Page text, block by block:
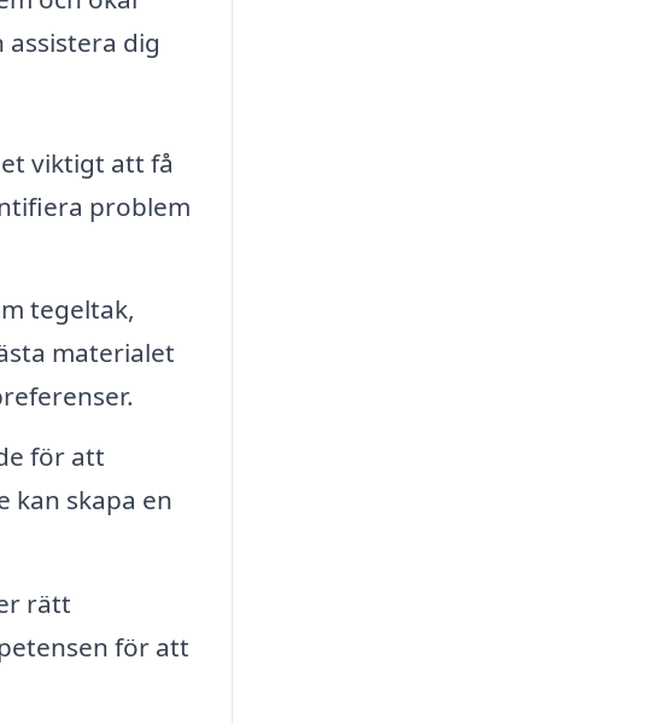
dig
viktigt att få
problem
tegeltak,
materialet
för att
kan skapa en
rätt
för att